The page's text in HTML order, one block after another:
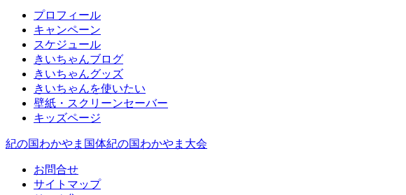
プロフィール
キャンペーン
スケジュール
きいちゃんブログ
きいちゃんグッズ
きいちゃんを使いたい
壁紙・スクリーンセーバー
キッズページ
紀の国わかやま国体紀の国わかやま大会
お問合せ
サイトマップ